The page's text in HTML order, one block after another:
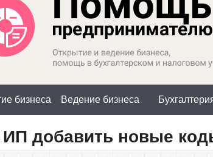
бизнеса Ведение бизнеса
ИП добавить новые